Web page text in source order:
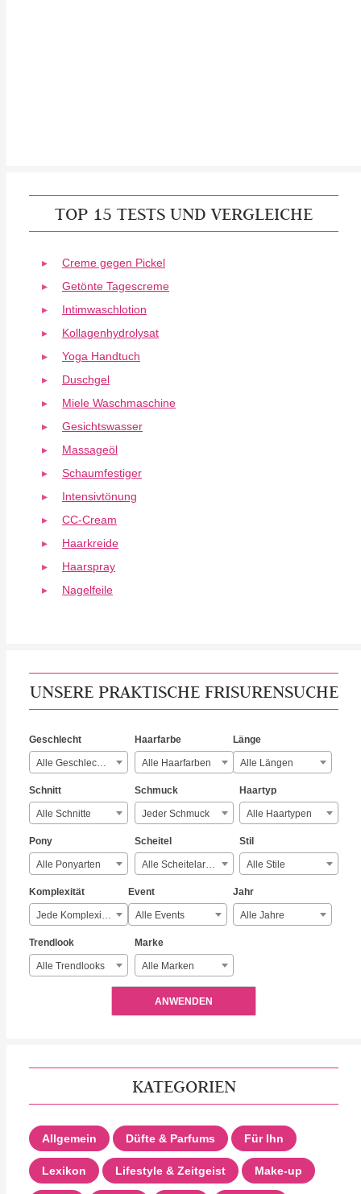
TOP 15 TESTS UND VERGLEICHE
Creme gegen Pickel
Getönte Tagescreme
Intimwaschlotion
Kollagenhydrolysat
Yoga Handtuch
Duschgel
Miele Waschmaschine
Gesichtswasser
Massageöl
Schaumfestiger
Intensivtönung
CC-Cream
Haarkreide
Haarspray
Nagelfeile
UNSERE PRAKTISCHE FRISURENSUCHE
Geschlecht
Alle Geschlechter
Haarfarbe
Alle Haarfarben
Länge
Alle Längen
Schnitt
Alle Schnitte
Schmuck
Jeder Schmuck
Haartyp
Alle Haartypen
Pony
Alle Ponyarten
Scheitel
Alle Scheitelarten
Stil
Alle Stile
Komplexität
Jede Komplexität
Event
Alle Events
Jahr
Alle Jahre
Trendlook
Alle Trendlooks
Marke
Alle Marken
ANWENDEN
KATEGORIEN
Allgemein Düfte & Parfums Für Ihn
Lexikon Lifestyle & Zeitgeist Make-up